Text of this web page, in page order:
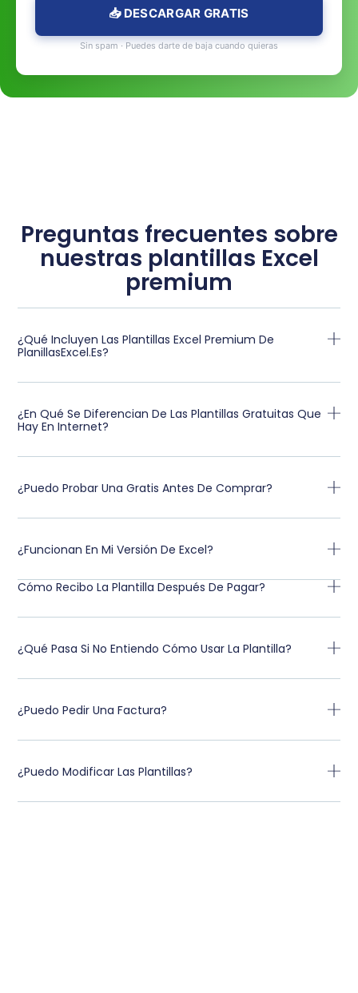
📥 DESCARGAR GRATIS
Sin spam · Puedes darte de baja cuando quieras
Preguntas frecuentes sobre
nuestras plantillas Excel
premium
¿Qué Incluyen Las Plantillas Excel Premium De
PlanillasExcel.es?
¿En Qué Se Diferencian De Las Plantillas Gratuitas Que
Hay En Internet?
¿Puedo Probar Una Gratis Antes De Comprar?
¿Funcionan En Mi Versión De Excel?
Cómo Recibo La Plantilla Después De Pagar?
¿Qué Pasa Si No Entiendo Cómo Usar La Plantilla?
¿Puedo Pedir Una Factura?
¿Puedo Modificar Las Plantillas?